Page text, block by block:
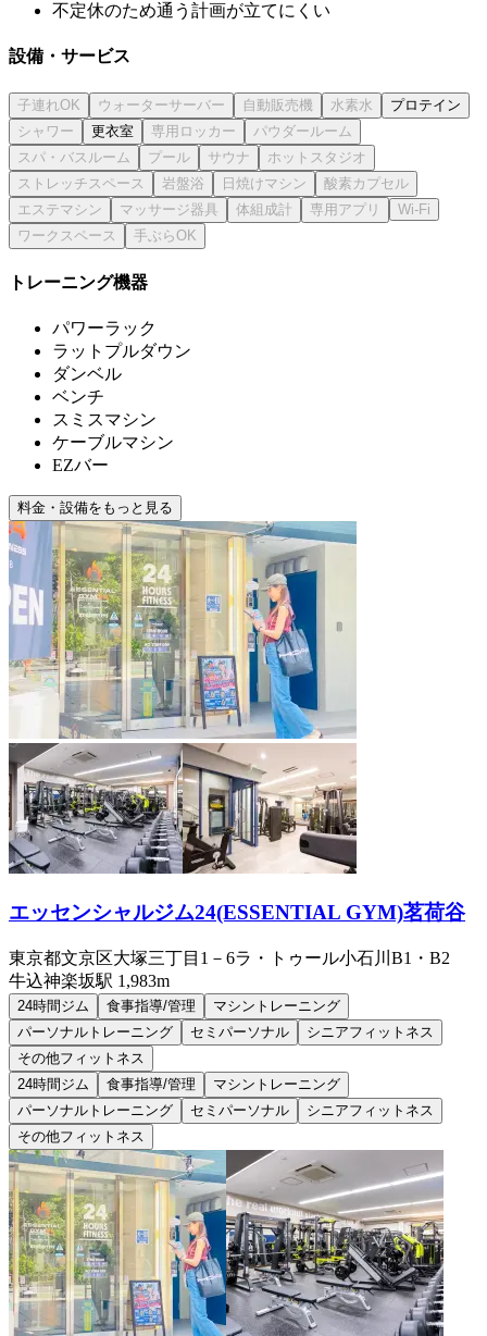
不定休のため通う計画が立てにくい
設備・サービス
プロテイン
更衣室
トレーニング機器
パワーラック
ラットプルダウン
ダンベル
ベンチ
スミスマシン
ケーブルマシン
EZバー
料金・設備をもっと見る
エッセンシャルジム24(ESSENTIAL GYM)茗荷谷
東京都文京区大塚三丁目1－6ラ・トゥール小石川B1・B2
牛込神楽坂駅 1,983m
24時間ジム 食事指導/管理
マシントレーニング
パーソナルトレーニング
セミパーソナル
シニアフィットネス
その他フィットネス
24時間ジム
食事指導/管理
マシントレーニング
パーソナルトレーニング
セミパーソナル
シニアフィットネス
その他フィットネス